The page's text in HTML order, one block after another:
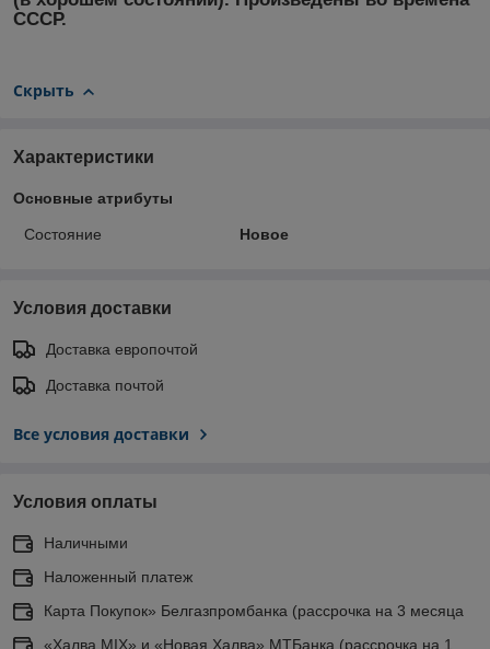
СССР.
Скрыть
Характеристики
Основные атрибуты
Состояние Новое
Условия доставки
Доставка европочтой
Доставка почтой
Все условия доставки
Условия оплаты
Наличными
Наложенный платеж
Карта Покупок» Белгазпромбанка (рассрочка на 3 месяца
«Халва MIX» и «Новая Халва» МТБанка (рассрочка на 1